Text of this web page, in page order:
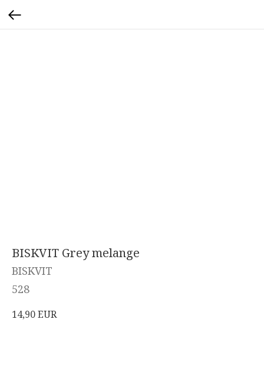
BISKVIT Grey melange
BISKVIT
528
14,90EUR